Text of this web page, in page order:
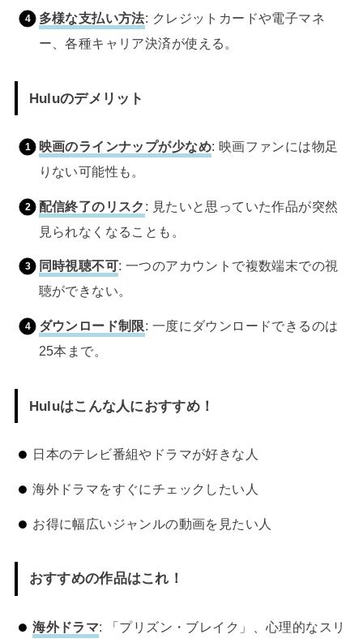
多様な支払い方法: クレジットカードや電子マネ
ー、各種キャリア決済が使える。
Huluのデメリット
映画のラインナップが少なめ: 映画ファンには物足
りない可能性も。
配信終了のリスク : 見たいと思っていた作品が突然
見られなくなることも。
同時視聴不可: 一つのアカウントで複数端末での視
聴ができない。
ダウンロード制限: 一度にダウンロードできるのは
25本まで。
Huluはこんな人におすすめ！
日本のテレビ番組やドラマが好きな人
海外ドラマをすぐにチェックしたい人
お得に幅広いジャンルの動画を見たい人
おすすめの作品はこれ！
海外ドラマ: 「プリズン・ブレイク」、心理的なスリ